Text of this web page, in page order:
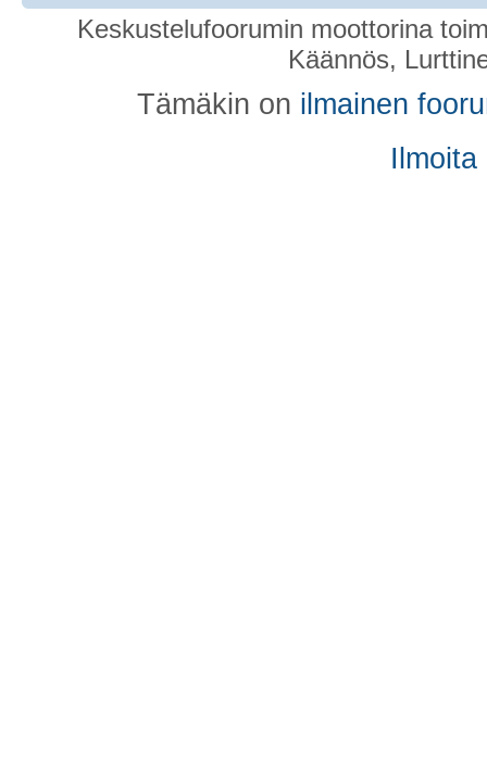
Keskustelufoorumin moottorina
Käännös,
Tämäkin on ilmainen